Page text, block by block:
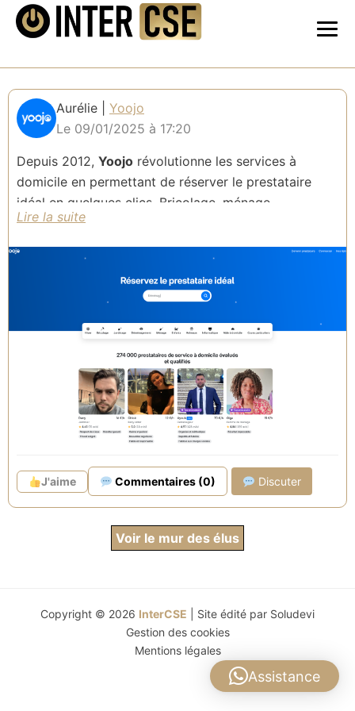
Aurélie | Yoojo
Le 09/01/2025 à 17:20
Depuis 2012, Yoojo révolutionne les services à
domicile en permettant de réserver le prestataire
idéal en quelques clics. Bricolage, ménage,
jardinage... 9 univers de services disponibles partout
en France, conçus pour répondre à tous les besoins
du quotidien !
Profitez de 10 % de remise sur votre première
bouton "Site Web". La réduction sera
automatiquement appliquée lors de votre
réservation.
Envie d'offrir des e-cartes cadeaux Yoojo ?
Contactez-nous directement pour en savoir plus !
J'aime Commentaires (0) Discuter
Voir le mur des élus
Copyright © 2026 InterCSE | Site édité par Soludevi
Gestion des cookies
Mentions légales
Assistance